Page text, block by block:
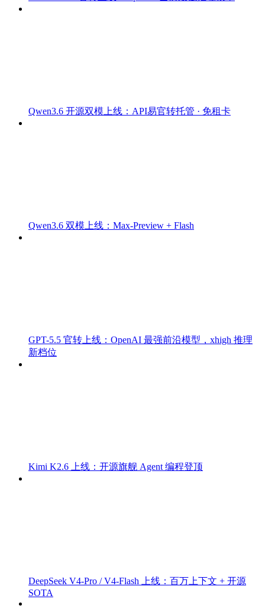
Qwen3.6 开源双模上线：API易官转托管 · 免租卡
Qwen3.6 双模上线：Max-Preview + Flash
GPT-5.5 官转上线：OpenAI 最强前沿模型，xhigh 推理
新档位
Kimi K2.6 上线：开源旗舰 Agent 编程登顶
DeepSeek V4-Pro / V4-Flash 上线：百万上下文 + 开源
SOTA